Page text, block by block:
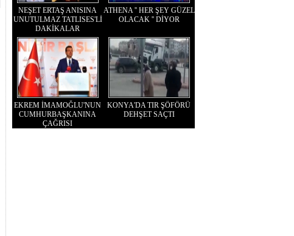
NEŞET ERTAŞ ANISINA
UNUTULMAZ TATLISES'Lİ
DAKİKALAR
ATHENA '' HER ŞEY GÜZEL
OLACAK '' DİYOR
EKREM İMAMOĞLU'NUN
CUMHURBAŞKANINA
ÇAĞRISI
KONYA'DA TIR ŞÖFÖRÜ
DEHŞET SAÇTI